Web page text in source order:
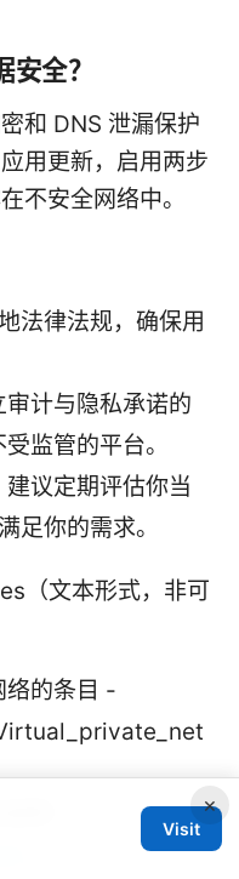
全？
和 DNS 泄漏保护
用更新，启用两步
不安全网络中。
法律法规，确保用
计与隐私承诺的
监管的平台。
议定期评估你当
足你的需求。
（文本形式，非可
络的条目 -
势 -
×
Visit